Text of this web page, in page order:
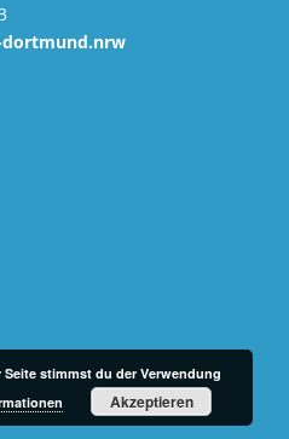
dortmund.nrw
stimmst du der Verwendung
Akzeptieren